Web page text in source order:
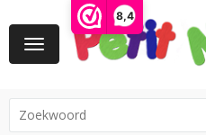
8,4
Toggle
navigation